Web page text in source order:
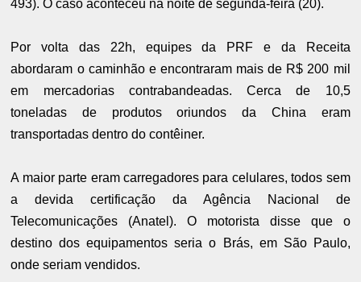
493). O caso aconteceu na noite de segunda-feira (20).
Por volta das 22h, equipes da PRF e da Receita
abordaram o caminhão e encontraram mais de R$ 200 mil
em mercadorias contrabandeadas. Cerca de 10,5
toneladas de produtos oriundos da China eram
transportadas dentro do contêiner.
A maior parte eram carregadores para celulares, todos sem
a devida certificação da Agência Nacional de
Telecomunicações (Anatel). O motorista disse que o
destino dos equipamentos seria o Brás, em São Paulo,
onde seriam vendidos.